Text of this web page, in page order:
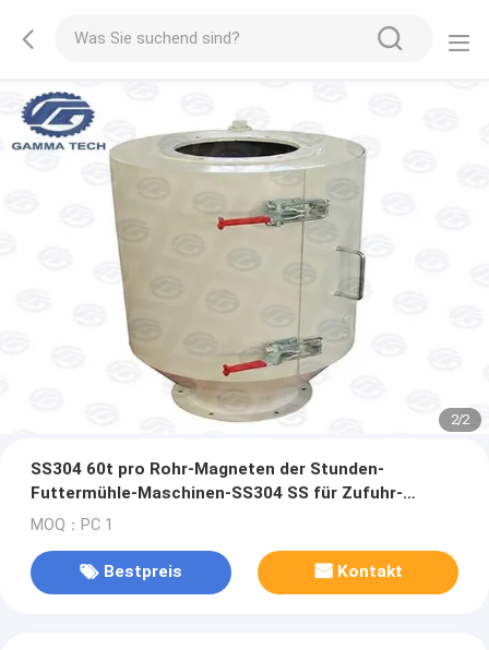
2/2
SS304 60t pro Rohr-Magneten der Stunden-
Futtermühle-Maschinen-SS304 SS für Zufuhr-
Produktion
MOQ：PC 1
Bestpreis Kontakt